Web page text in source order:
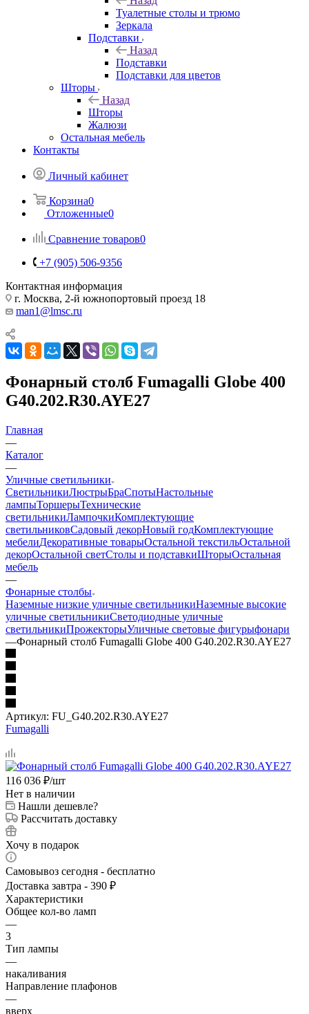
Туалетные столы и трюмо
Зеркала
Подставки
Назад
Подставки
Подставки для цветов
Шторы
Назад
Шторы
Жалюзи
Остальная мебель
Контакты
Личный кабинет
Корзина0
Отложенные0
Сравнение товаров0
+7 (905) 506-9356
Контактная информация
г. Москва, 2-й южнопортовый проезд 18
man1@lmsc.ru
Фонарный столб Fumagalli Globe 400
G40.202.R30.AYE27
Главная
—
Каталог
—
Уличные светильники
СветильникиЛюстрыБраСпотыНастольные
лампыТоршерыТехнические
светильникиЛампочкиКомплектующие
светильниковСадовый декорНовый годКомплектующие
мебелиДекоративные товарыОстальной текстильОстальной
декорОстальной светСтолы и подставкиШторыОстальная
мебель
—
Фонарные столбы
Наземные низкие уличные светильникиНаземные высокие
уличные светильникиСветодиодные уличные
светильникиПрожекторыУличные световые фигурыфонари
—Фонарный столб Fumagalli Globe 400 G40.202.R30.AYE27
Артикул: FU_G40.202.R30.AYE27
Fumagalli
116 036 ₽/шт
Нет в наличии
Нашли дешевле?
Рассчитать доставку
Хочу в подарок
Самовывоз сегодня - бесплатно
Доставка завтра - 390 ₽
Характеристики
Общее кол-во ламп
—
3
Тип лампы
—
накаливания
Направление плафонов
—
вверх